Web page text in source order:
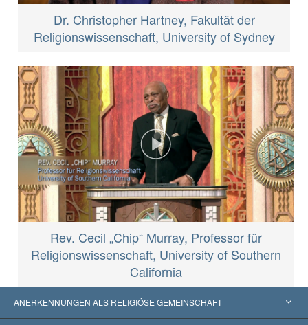
Dr. Christopher Hartney, Fakultät der
Religionswissenschaft, University of Sydney
Rev. Cecil „Chip“ Murray, Professor für
Religionswissenschaft, University of Southern
California
ANERKENNUNGEN ALS RELIGIÖSE GEMEINSCHAFT